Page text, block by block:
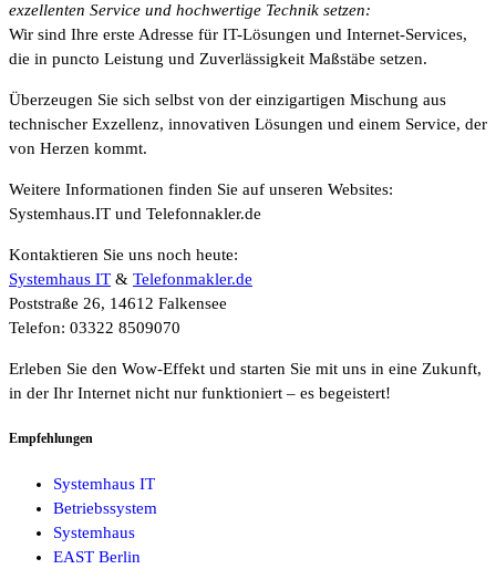
exzellenten Service und hochwertige Technik setzen:
Wir sind Ihre erste Adresse für IT-Lösungen und Internet-Services,
die in puncto Leistung und Zuverlässigkeit Maßstäbe setzen.
Überzeugen Sie sich selbst von der einzigartigen Mischung aus
technischer Exzellenz, innovativen Lösungen und einem Service, der
von Herzen kommt.
Weitere Informationen finden Sie auf unseren Websites:
Systemhaus.IT und Telefonnakler.de
Kontaktieren Sie uns noch heute:
Systemhaus IT & Telefonmakler.de
Poststraße 26, 14612 Falkensee
Telefon: 03322 8509070
Erleben Sie den Wow-Effekt und starten Sie mit uns in eine Zukunft,
in der Ihr Internet nicht nur funktioniert – es begeistert!
Empfehlungen
Systemhaus IT
Betriebssystem
Systemhaus
EAST Berlin